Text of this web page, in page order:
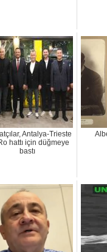
Antalya-Trieste
hattı için düğmeye
bastı